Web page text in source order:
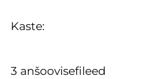
Kaste:
3 anšoovisefileed